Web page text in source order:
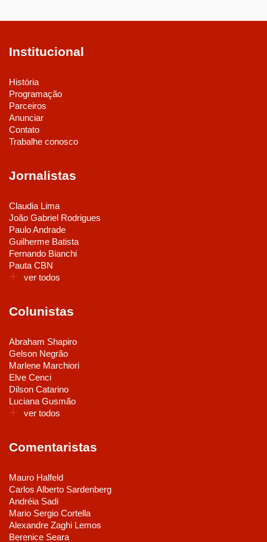
Institucional
História
Programação
Parceiros
Anunciar
Contato
Trabalhe conosco
Jornalistas
Claudia Lima
João Gabriel Rodrigues
Paulo Andrade
Guilherme Batista
Fernando Bianchi
Pauta CBN
ver todos
Colunistas
Abraham Shapiro
Gelson Negrão
Marlene Marchiori
Elve Cenci
Dilson Catarino
Luciana Gusmão
ver todos
Comentaristas
Mauro Halfeld
Carlos Alberto Sardenberg
Andréia Sadi
Mario Sergio Cortella
Alexandre Zaghi Lemos
Berenice Seara